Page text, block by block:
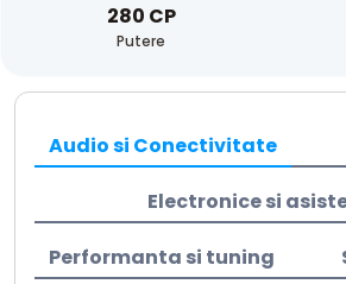
280 CP
Putere
Audio si Conectivitate
Electronice si
Performanta si tuning